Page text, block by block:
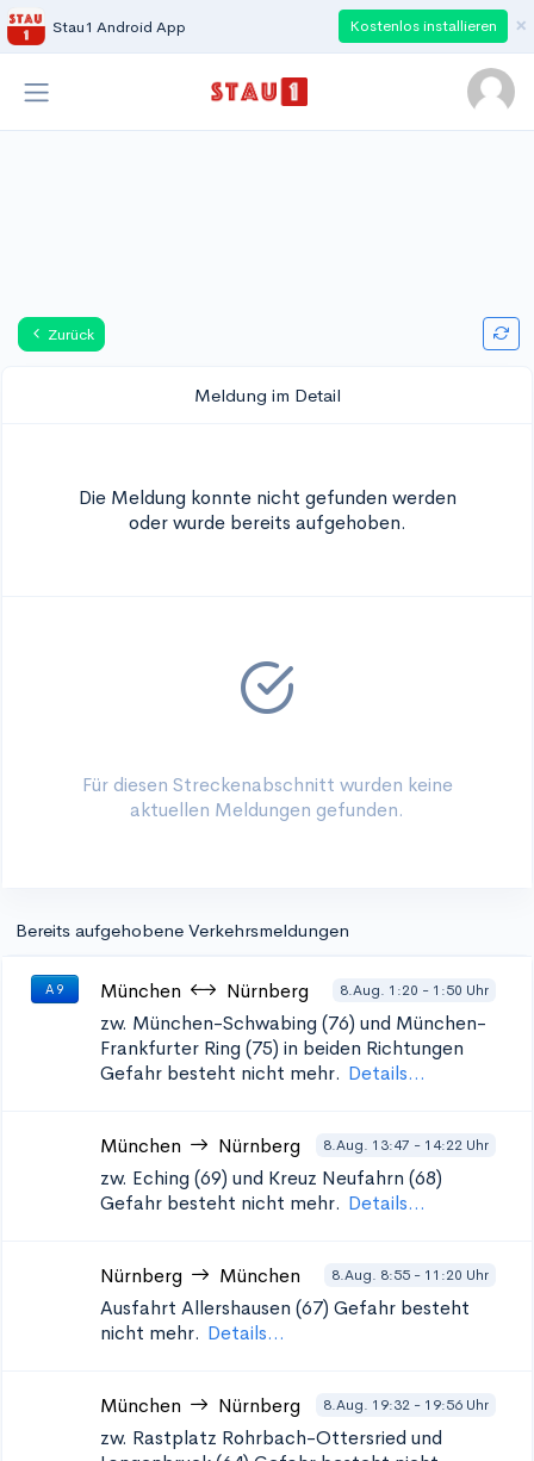
Stau1 Android App Kostenlos installieren ×
Zurück
Meldung im Detail
Die Meldung konnte nicht gefunden werden
oder wurde bereits aufgehoben.
Für diesen Streckenabschnitt wurden keine
aktuellen Meldungen gefunden.
Bereits aufgehobene Verkehrsmeldungen
A 9 München Nürnberg 8.Aug. 1:20 - 1:50 Uhr
zw. München-Schwabing (76) und München-
Frankfurter Ring (75) in beiden Richtungen
Gefahr besteht nicht mehr. Details...
München Nürnberg 8.Aug. 13:47 - 14:22 Uhr
zw. Eching (69) und Kreuz Neufahrn (68)
Gefahr besteht nicht mehr. Details...
Nürnberg München 8.Aug. 8:55 - 11:20 Uhr
Ausfahrt Allershausen (67) Gefahr besteht
nicht mehr. Details...
München Nürnberg 8.Aug. 19:32 - 19:56 Uhr
zw. Rastplatz Rohrbach-Ottersried und